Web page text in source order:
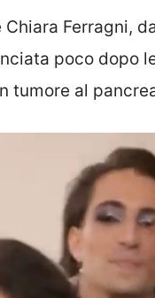
Chiara Ferragni,
poco dopo
tumore al